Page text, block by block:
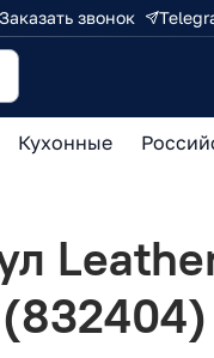
Заказать звонок
Кухонные
(832404)